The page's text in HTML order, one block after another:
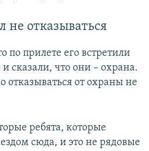
отказываться
по прилете его встретили
сказали, что они – охрана.
отказываться от охраны не
ребята, которые
сюда, и это не рядовые